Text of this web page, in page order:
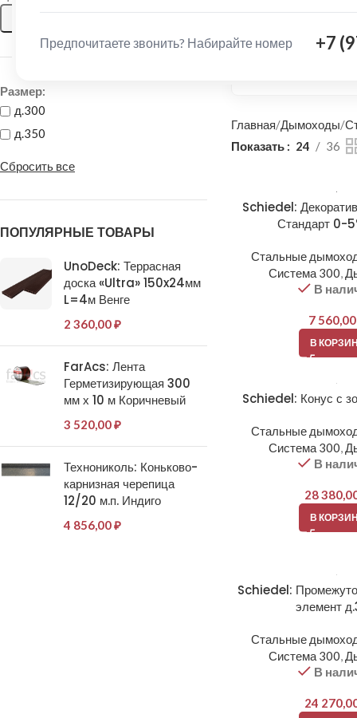
Предпочитаете звонить? Набирайте номер +7
Размер:
д.300
д.350
Сбросить все
ПОПУЛЯРНЫЕ ТОВАРЫ
UnoDeck: Террасная
доска «Ultra» 150x24мм
L=4м Венге
2 360,00₽
FarAcs: Лента
Герметизирующая 300
мм х 10 м Коричневый
3 520,00₽
Технониколь: Коньково-
карнизная черепица
12/20 м.п. Индиго
4 856,00₽
наличию, доставке
Главная Дымоходы
Показать
24 36
Schiedel:
Стандарт 0-
Стальные
Система 300,
В
7 560,00
В
Schiedel: Конус с
Стальные
Система 300,
В
28
В
Schiedel:
элемент
Стальные
Система 300,
В
24